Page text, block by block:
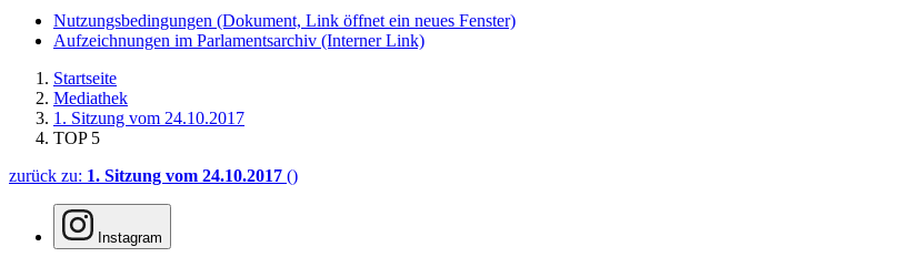
Nutzungsbedingungen (Dokument, Link öffnet ein neues Fenster)
Aufzeichnungen im Parlamentsarchiv (Interner Link)
Startseite
Mediathek
1. Sitzung vom 24.10.2017
TOP 5
zurück zu: 1. Sitzung vom 24.10.2017 ()
Instagram